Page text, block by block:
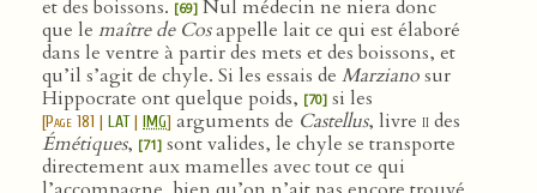
et des boissons. [69] Nul médecin ne niera donc
que le maître de Cosappelle lait ce qui est élaboré
dans le ventre à partir des mets et des boissons, et
qu’il s’agit de chyle. Si les essais de Marzianosur
Hippocrate ont quelque poids, [70] si les
[Page 181 | LAT| IMG] arguments de Castellus, livre iides
Émétiques, [71] sont valides, le chyle se transporte
directement aux mamelles avec tout ce qui